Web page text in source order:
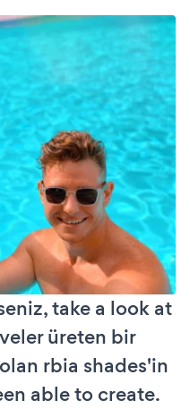
take a look at
üreten bir
rbia shades'in
able to create.